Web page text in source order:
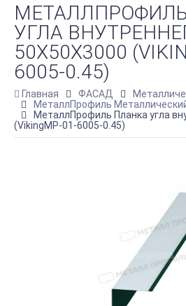
УГЛА
50Х50Х3000
6005-0.45)
Главная ФАСАД
МеталлПрофиль
МеталлПрофиль Планка угла
(VikingMP-01-6005-0.45)